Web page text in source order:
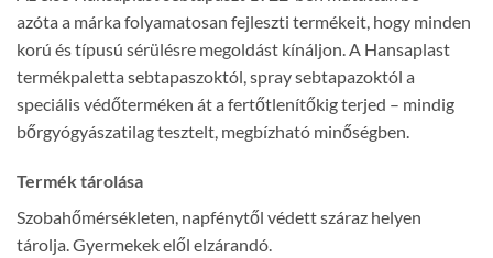
azóta a márka folyamatosan fejleszti termékeit, hogy minden
korú és típusú sérülésre megoldást kínáljon. A Hansaplast
termékpaletta sebtapaszoktól, spray sebtapazoktól a
speciális védőterméken át a fertőtlenítőkig terjed – mindig
bőrgyógyászatilag tesztelt, megbízható minőségben.
Termék tárolása
Szobahőmérsékleten, napfénytől védett száraz helyen
tárolja. Gyermekek elől elzárandó.